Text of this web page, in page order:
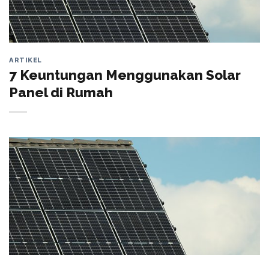
ARTIKEL
7 Keuntungan Menggunakan Solar
Panel di Rumah